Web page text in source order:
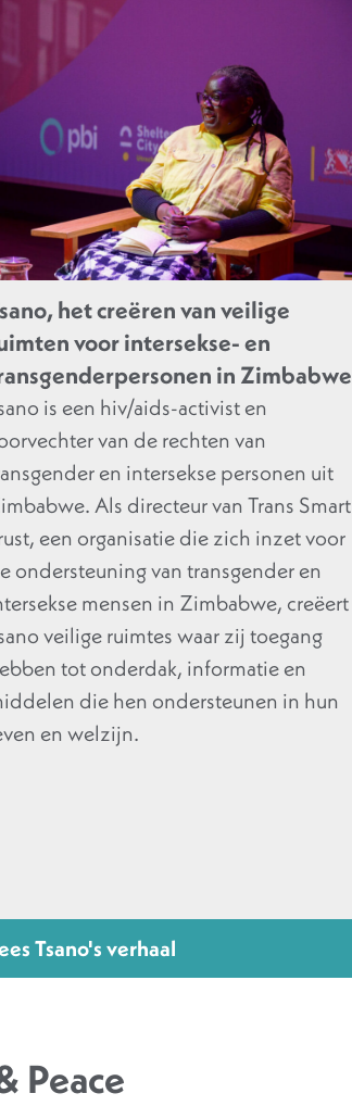
het creëren van veilige
voor intersekse- en
in Zimbabwe
is een hiv/aids-activist en
van de rechten van
en intersekse personen uit
Als directeur van Trans Smart
een organisatie die zich inzet voor
ondersteuning van transgender en
mensen in Zimbabwe, creëert
veilige ruimtes waar zij toegang
tot onderdak, informatie en
die hen ondersteunen in hun
en welzijn.
Tsano's verhaal
Peace